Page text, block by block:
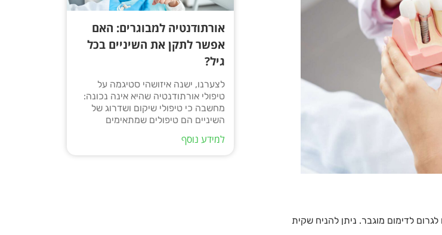
לדימום מוגבר. ניתן להניח שקית
אורתודנטיה למבוגרים: האם
אפשר לתקן את השיניים בכל
גיל?
לצערנו, ישנה איזושהי סטיגמה על
טיפולי אורתודנטיה שהיא אינה נכונה:
מחשבה כי טיפולי שיקום ושדרוג של
השיניים הם טיפולים שמתאימים
למידע נוסף